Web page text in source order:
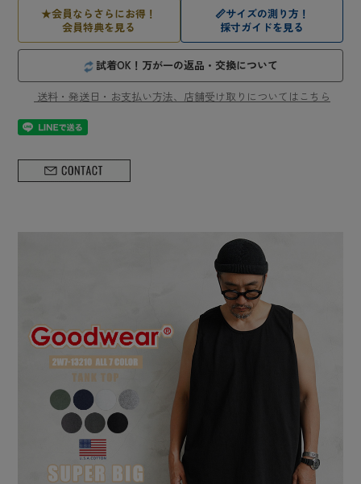
★会員ならさらにお得！
会員特典を見る
📏サイズの測り方！
採寸ガイドを見る
試着OK！万が一の返品・交換について
送料・発送日・お支払い方法、店舗受け取りについてはこちら